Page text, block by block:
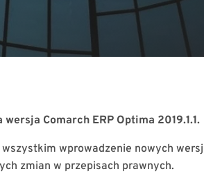
wersja Comarch ERP Optima 2019.1.1.
wprowadzenie nowych
zmian w przepisach prawnych.